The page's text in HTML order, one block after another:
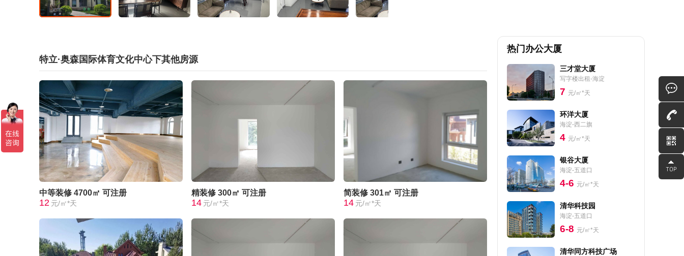
特立·奥森国际体育文化中心下其他房源
中等装修 4700㎡ 可注册
12 元/㎡*天
精装修 300㎡ 可注册
14 元/㎡*天
简装修 301㎡ 可注册
14 元/㎡*天
热门办公大厦
三才堂大厦
写字楼出租-海淀
7 元/㎡*天
环洋大厦
海淀-西二旗
4 元/㎡*天
银谷大厦
海淀-五道口
4-6 元/㎡*天
清华科技园
海淀-五道口
6-8 元/㎡*天
清华同方科技广场